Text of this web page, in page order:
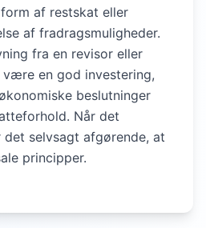
af restskat eller
af fradragsmuligheder.
fra en revisor eller
en god investering,
beslutninger
Når det
selvsagt afgørende, at
principper.